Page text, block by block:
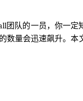
团队的一员，你一定
数量会迅速飙升。